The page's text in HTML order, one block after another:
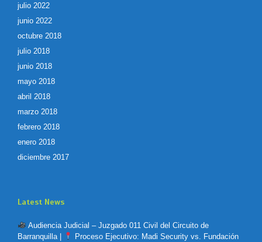
julio 2022
junio 2022
octubre 2018
julio 2018
junio 2018
mayo 2018
abril 2018
marzo 2018
febrero 2018
enero 2018
diciembre 2017
Latest News
Audiencia Judicial – Juzgado 011 Civil del Circuito de
Barranquilla |
Proceso Ejecutivo: Madi Security vs. Fundación